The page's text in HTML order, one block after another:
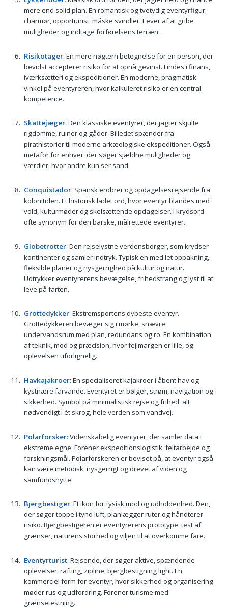
mere end solid plan. En romantisk og tvetydig eventyrfigur:
charmør, opportunist, måske svindler. Lever af at gribe
muligheder og indtage forførelsens terræn.
Risikotager: En mere nøgtern betegnelse for en person, der
bevidst accepterer risiko for at opnå gevinst. Findes i finans,
iværksætteri og ekspeditioner. En moderne, pragmatisk
vinkel på eventyreren, hvor kalkuleret risiko er en central
kompetence.
Skattejæger: Den klassiske eventyrer, der jagter skjulte
rigdomme, ruiner og gåder. Billedet spænder fra
pirathistorier til moderne arkæologiske ekspeditioner. Også
metafor for enhver, der søger sjældne muligheder og
værdier, hvor andre kun ser sand.
Conquistador: Spansk erobrer og opdagelsesrejsende fra
kolonitiden. Et historisk ladet ord, hvor eventyr blandes med
vold, kulturmøder og skelsættende opdagelser. I krydsord
ofte synonym for den barske, målrettede eventyrer.
Globetrotter: Den rejselystne verdensborger, som krydser
kontinenter og samler indtryk. Typisk en med let oppakning,
fleksible planer og nysgerrighed på kultur og natur.
Udtrykker eventyrerens bevægelse, frihedstrang og lyst til at
leve på farten.
Grottedykker: Ekstremsportens dybeste eventyr.
Grottedykkeren bevæger sig i mørke, snævre
undervandsrum med plan, redundans og ro. En kombination
af teknik, mod og præcision, hvor fejlmargen er lille, og
oplevelsen uforlignelig.
Havkajakroer: En specialiseret kajakroer i åbent hav og
kystnære farvande. Eventyret er bølger, strøm, navigation og
sikkerhed. Symbol på minimalistisk rejse og frihed: alt
nødvendigt i ét skrog, hele verden som vandvej.
Polarforsker: Videnskabelig eventyrer, der samler data i
ekstreme egne. Forener ekspeditionslogistik, feltarbejde og
forskningsmål. Polarforskeren er beviset på, at eventyr også
kan være metodisk, nysgerrigt og drevet af viden og
samfundsnytte.
Bjergbestiger: Et ikon for fysisk mod og udholdenhed. Den,
der søger toppe i tynd luft, planlægger ruter og håndterer
risiko. Bjergbestigeren er eventyrerens prototype: test af
grænser, naturens storhed og viljen til at overkomme fare.
Eventyrturist: Rejsende, der søger aktive, spændende
oplevelser: rafting, zipline, bjergbestigning light. En
kommerciel form for eventyr, hvor sikkerhed og organisering
møder rus og udfordring. Forener turisme med
grænsetestning.